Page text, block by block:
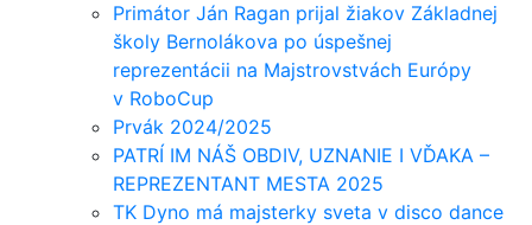
Primátor Ján Ragan prijal žiakov Základnej
školy Bernolákova po úspešnej
reprezentácii na Majstrovstvách Európy
v RoboCup
Prvák 2024/2025
PATRÍ IM NÁŠ OBDIV, UZNANIE I VĎAKA –
REPREZENTANT MESTA 2025
TK Dyno má majsterky sveta v disco dance